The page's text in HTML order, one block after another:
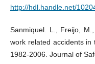
http://hdl.handle.net/
Sanmiquel. L., Freijo,
work related accidents in
1982-2006. Journal of